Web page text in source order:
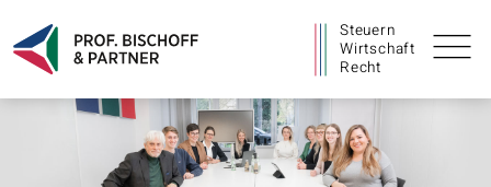
Steuern
Wirtschaft
Recht